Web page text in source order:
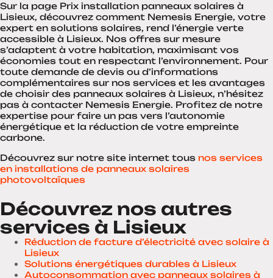
Sur la page Prix installation panneaux solaires à
Lisieux, découvrez comment Nemesis Energie, votre
expert en solutions solaires, rend l’énergie verte
accessible à Lisieux. Nos offres sur mesure
s’adaptent à votre habitation, maximisant vos
économies tout en respectant l’environnement. Pour
toute demande de devis ou d’informations
complémentaires sur nos services et les avantages
de choisir des panneaux solaires à Lisieux, n’hésitez
pas à contacter Nemesis Energie. Profitez de notre
expertise pour faire un pas vers l’autonomie
énergétique et la réduction de votre empreinte
carbone.
Découvrez sur notre site internet tous nos services
en installations de panneaux solaires
photovoltaïques
Découvrez nos autres
services à Lisieux
Réduction de facture d’électricité avec solaire à
Lisieux
Solutions énergétiques durables à Lisieux
Autoconsommation avec panneaux solaires à